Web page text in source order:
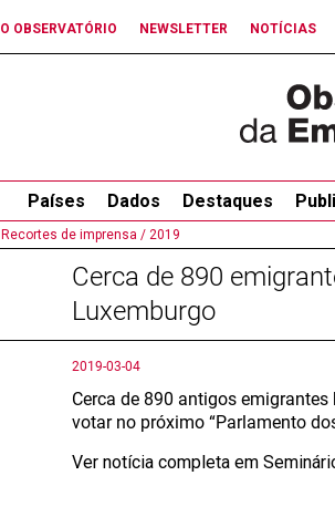
O OBSERVATÓRIO NEWSLETTER NOTÍCIAS
Países Dados Destaques
Recortes de imprensa / 2019
Cerca de 890
Luxemburgo
2019-03-04
Cerca de 890 antigos
votar no próximo “Parlamento
Ver notícia completa em